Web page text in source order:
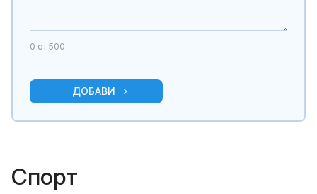
0 от 500
ДОБАВИ
Спорт